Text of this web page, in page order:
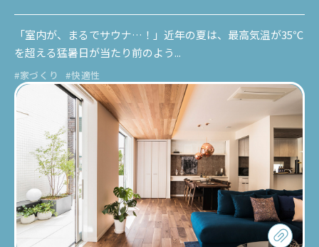
「室内が、まるでサウナ…！」近年の夏は、最高気温が35℃
を超える猛暑日が当たり前のよう...
#家づくり #快適性